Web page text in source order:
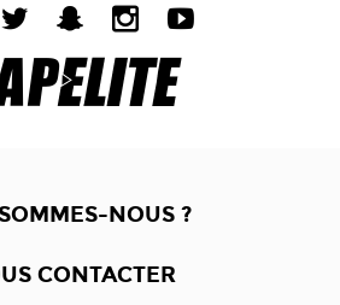
NOUS ?
CONTACTER